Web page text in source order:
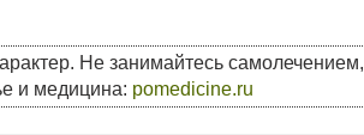
Не занимайтесь самолечением,
и медицина: pomedicine.ru